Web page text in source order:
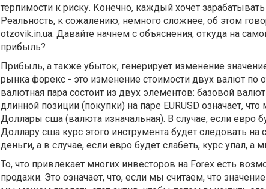
терпимости к риску. Конечно, каждый хочет
Реальность, к сожалению, немного сложнее, об этом
otzovik.in.ua. Давайте начнем с объяснения, откуда на
прибыль?
Прибыль, а также убыток, генерирует изменение
рынка форекс - это изменение стоимости двух валют по
валютная пара состоит из двух элементов: базовой
длинной позиции (покупки) на паре EURUSD означает,
Доллары сша (валюта изначальная). В случае, если евро
Доллару сша курс этого инструмента будет следовать
деньги, а в случае, если евро будет слабеть, курс упал, а
То, что привлекает многих инвесторов на Forex есть
продажи. Это означает, что, если мы считаем, что